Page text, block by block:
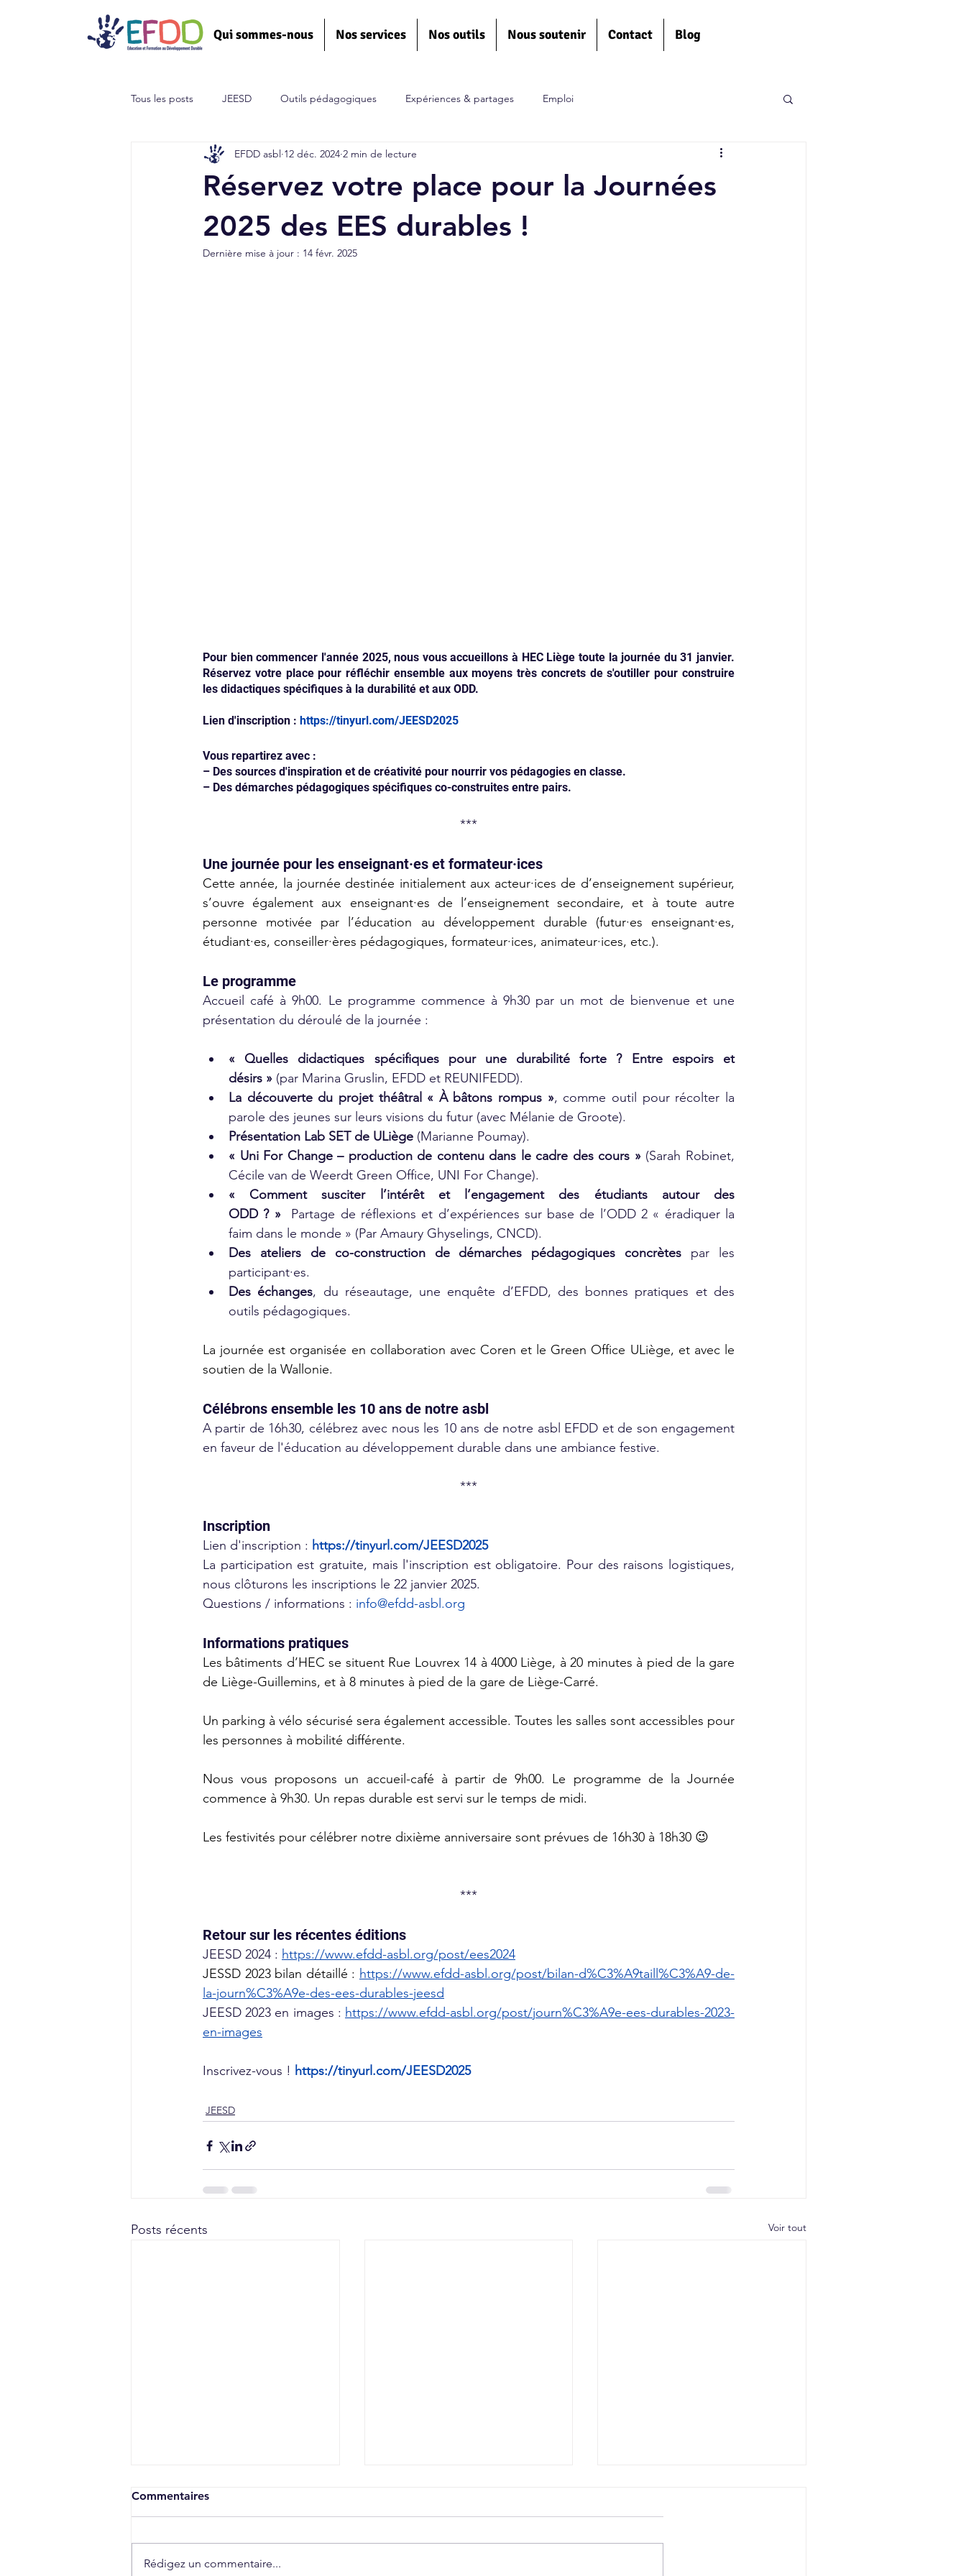
Qui sommes-nous Nos services Nos outils Nous soutenir Contact Blog
Tous les posts JEESD Outils pédagogiques Expériences & partages Emploi
Réservez votre place pour la Journées
2025 des EES durables !
EFDD asbl 12 déc. 2024 2 min de lecture
Dernière mise à jour : 14 févr. 2025
Pour bien commencer l'année 2025, nous vous accueillons à HEC Liège toute la journée du 31 janvier.
Réservez votre place pour réfléchir ensemble aux moyens très concrets de s'outiller pour construire
les didactiques spécifiques à la durabilité et aux ODD.
Lien d'inscription : https://tinyurl.com/JEESD2025
Vous repartirez avec :
– Des sources d'inspiration et de créativité pour nourrir vos pédagogies en classe.
– Des démarches pédagogiques spécifiques co-construites entre pairs.
***
Une journée pour les enseignant·es et formateur·ices
Cette année, la journée destinée initialement aux acteur·ices de d’enseignement supérieur,
s’ouvre également aux enseignant·es de l’enseignement secondaire, et à toute autre
personne motivée par l’éducation au développement durable (futur·es enseignant·es,
étudiant·es, conseiller·ères pédagogiques, formateur·ices, animateur·ices, etc.).
Le programme
Accueil café à 9h00. Le programme commence à 9h30 par un mot de bienvenue et une
présentation du déroulé de la journée :
« Quelles didactiques spécifiques pour une durabilité forte ? Entre espoirs et
désirs » (par Marina Gruslin, EFDD et REUNIFEDD).
La découverte du projet théâtral « À bâtons rompus », comme outil pour récolter la
parole des jeunes sur leurs visions du futur (avec Mélanie de Groote).
Présentation Lab SET de ULiège (Marianne Poumay).
« Uni For Change – production de contenu dans le cadre des cours » (Sarah Robinet,
Cécile van de Weerdt Green Office, UNI For Change).
« Comment susciter l’intérêt et l’engagement des étudiants autour des
ODD ? » Partage de réflexions et d’expériences sur base de l’ODD 2 « éradiquer la
faim dans le monde » (Par Amaury Ghyselings, CNCD).
Des ateliers de co-construction de démarches pédagogiques concrètes par les
participant·es.
Des échanges, du réseautage, une enquête d’EFDD, des bonnes pratiques et des
outils pédagogiques.
La journée est organisée en collaboration avec Coren et le Green Office ULiège, et avec le
soutien de la Wallonie.
Célébrons ensemble les 10 ans de notre asbl
A partir de 16h30, célébrez avec nous les 10 ans de notre asbl EFDD et de son engagement
en faveur de l'éducation au développement durable dans une ambiance festive.
***
Inscription
Lien d'inscription : https://tinyurl.com/JEESD2025
La participation est gratuite, mais l'inscription est obligatoire. Pour des raisons logistiques,
nous clôturons les inscriptions le 22 janvier 2025.
Questions / informations : info@efdd-asbl.org
Informations pratiques
Les bâtiments d’HEC se situent Rue Louvrex 14 à 4000 Liège, à 20 minutes à pied de la gare
de Liège-Guillemins, et à 8 minutes à pied de la gare de Liège-Carré.
Un parking à vélo sécurisé sera également accessible. Toutes les salles sont accessibles pour
les personnes à mobilité différente.
Nous vous proposons un accueil-café à partir de 9h00. Le programme de la Journée
commence à 9h30. Un repas durable est servi sur le temps de midi.
Les festivités pour célébrer notre dixième anniversaire sont prévues de 16h30 à 18h30 😉
***
Retour sur les récentes éditions
JEESD 2024 : https://www.efdd-asbl.org/post/ees2024
JESSD 2023 bilan détaillé : https://www.efdd-asbl.org/post/bilan-d%C3%A9taill%C3%A9-de-
la-journ%C3%A9e-des-ees-durables-jeesd
JEESD 2023 en images : https://www.efdd-asbl.org/post/journ%C3%A9e-ees-durables-2023-
en-images
Inscrivez-vous ! https://tinyurl.com/JEESD2025
JEESD
Posts récents Voir tout
Commentaires
Rédigez un commentaire...